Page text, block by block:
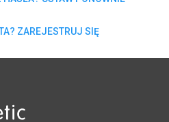
ZAREJESTRUJ SIĘ